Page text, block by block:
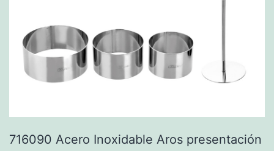
716090 Acero Inoxidable Aros presentación